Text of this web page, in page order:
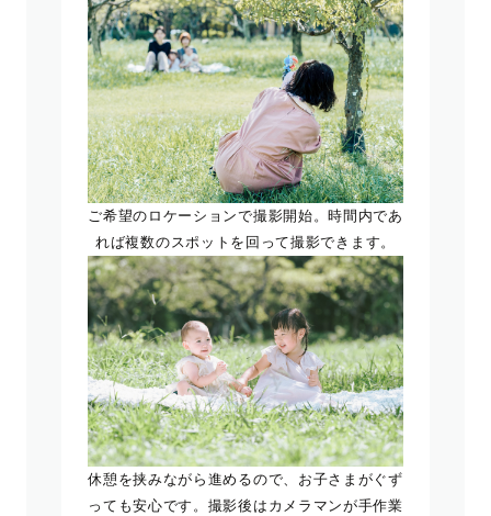
ご希望のロケーションで撮影開始。時間内であ
れば複数のスポットを回って撮影できます。
休憩を挟みながら進めるので、お子さまがぐず
っても安心です。撮影後はカメラマンが手作業